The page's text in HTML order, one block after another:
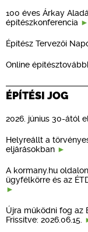
100 éves Árkay
építészkonferencia
Építész Tervezői
Online
ÉPÍTÉSI JOG
2026. június 30-ától
Helyreállt a
eljárásokban
A kormany.hu
ügyfélkörre és az
Újra működni fog az
Frissítve: 2026.06.15.